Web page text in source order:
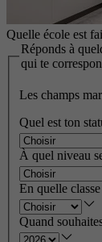
Quelle école est
Réponds à
qui te
Les champs
Quel est ton
À quel niveau
En quelle
Quand